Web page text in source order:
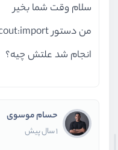
سلام وقت شما بخیر
انجام شد علتش چیه؟
حسام موسوی
1 سال پیش